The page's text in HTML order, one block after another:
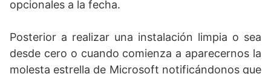
opcionales a la fecha.
Posterior a realizar una instalación limpia o sea
desde cero o cuando comienza a aparecernos la
molesta estrella de Microsoft notificándonos que